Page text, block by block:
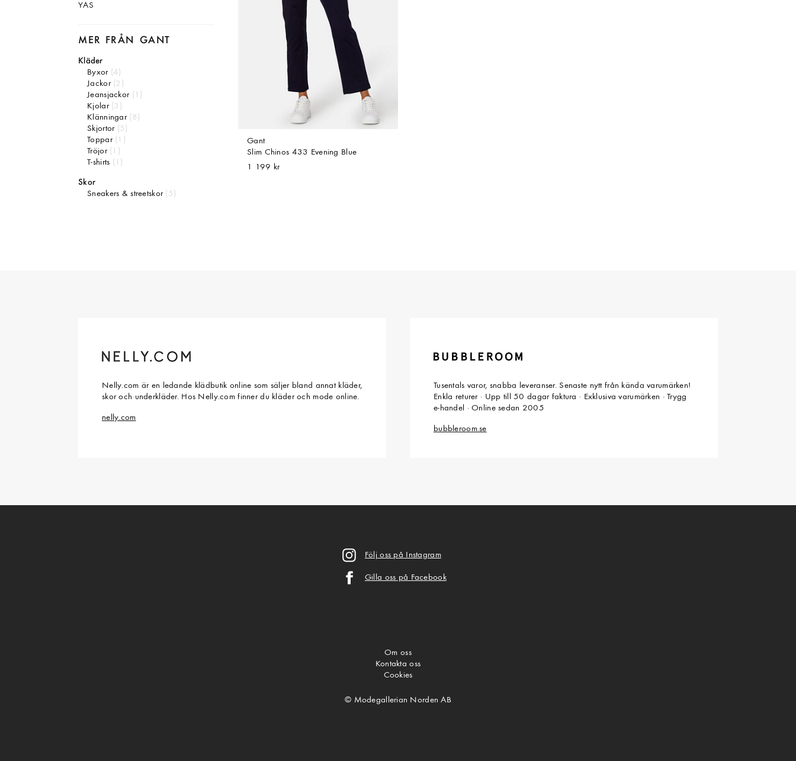
YAS
MER FRÅN GANT
Kläder
Byxor
(4)
Jackor
(2)
Jeansjackor
(1)
Kjolar
(3)
Klänningar
(8)
Skjortor
(5)
Toppar
(1)
Tröjor
(1)
T-shirts
(1)
Skor
Sneakers & streetskor
(5)
Gant
Slim Chinos 433 Evening Blue
1 199 kr
Nelly.com är en ledande klädbutik online som säljer bland annat kläder,
skor och underkläder. Hos Nelly.com finner du kläder och mode online.
nelly.com
Tusentals varor, snabba leveranser. Senaste nytt från kända varumärken!
Enkla returer · Upp till 50 dagar faktura · Exklusiva varumärken · Trygg
e-handel · Online sedan 2005
bubbleroom.se
Följ oss på Instagram
Gilla oss på Facebook
Om oss
Kontakta oss
Cookies
© Modegallerian Norden AB